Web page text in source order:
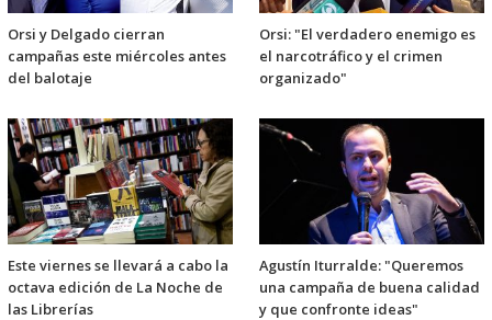
Orsi y Delgado cierran
campañas este miércoles antes
del balotaje
Orsi: "El verdadero enemigo es
el narcotráfico y el crimen
organizado"
Este viernes se llevará a cabo la
octava edición de La Noche de
las Librerías
Agustín Iturralde: "Queremos
una campaña de buena calidad
y que confronte ideas"